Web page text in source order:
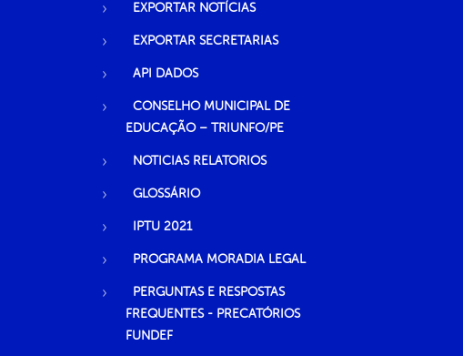
EXPORTAR NOTÍCIAS
EXPORTAR SECRETARIAS
API DADOS
CONSELHO MUNICIPAL DE
EDUCAÇÃO – TRIUNFO/PE
NOTICIAS RELATORIOS
GLOSSÁRIO
IPTU 2021
PROGRAMA MORADIA LEGAL
PERGUNTAS E RESPOSTAS
FREQUENTES - PRECATÓRIOS
FUNDEF